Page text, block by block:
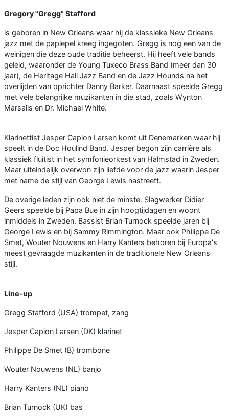
Gregory "Gregg" Stafford
is geboren in New Orleans waar hij de klassieke New Orleans
jazz met de paplepel kreeg ingegoten. Gregg is nog een van de
weinigen die deze oude traditie beheerst. Hij heeft vele bands
geleid, waaronder de Young Tuxeco Brass Band (meer dan 30
jaar), de Heritage Hall Jazz Band en de Jazz Hounds na het
overlijden van oprichter Danny Barker. Daarnaast speelde Gregg
met vele belangrijke muzikanten in die stad, zoals Wynton
Marsalis en Dr. Michael White.
Klarinettist Jesper Capion Larsen komt uit Denemarken waar hij
speelt in de Doc Houlind Band. Jesper begon zijn carrière als
klassiek fluitist in het symfonieorkest van Halmstad in Zweden.
Maar uiteindelijk overwon zijn liefde voor de jazz waarin Jesper
met name de stijl van George Lewis nastreeft.
De overige leden zijn ook niet de minste. Slagwerker Didier
Geers speelde bij Papa Bue in zijn hoogtijdagen en woont
inmiddels in Zweden. Bassist Brian Turnock speelde jaren bij
George Lewis en bij Sammy Rimmington. Maar ook Philippe De
Smet, Wouter Nouwens en Harry Kanters behoren bij Europa's
meest gevraagde muzikanten in de traditionele New Orleans
stijl.
Line-up
Gregg Stafford (USA) trompet, zang
Jesper Capion Larsen (DK) klarinet
Philippe De Smet (B) trombone
Wouter Nouwens (NL) banjo
Harry Kanters (NL) piano
Brian Turnock (UK) bas